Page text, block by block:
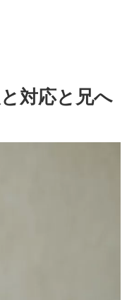
対応と兄へ